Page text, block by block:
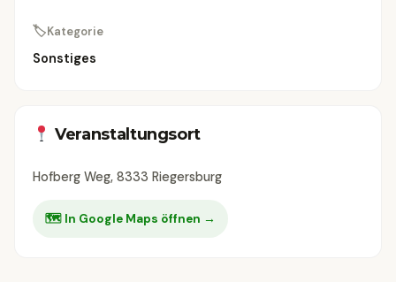
🏷Kategorie
Sonstiges
Veranstaltungsort
Hofberg Weg, 8333 Riegersburg
🗺 In Google Maps öffnen →